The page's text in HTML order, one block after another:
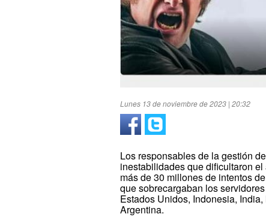
Lunes 13 de noviembre de 2023 | 20:32
Los responsables de la gestión
inestabilidades que dificultaron
más de 30 millones de intentos
que sobrecargaban los
Estados Unidos, Indonesia,
Argentina.